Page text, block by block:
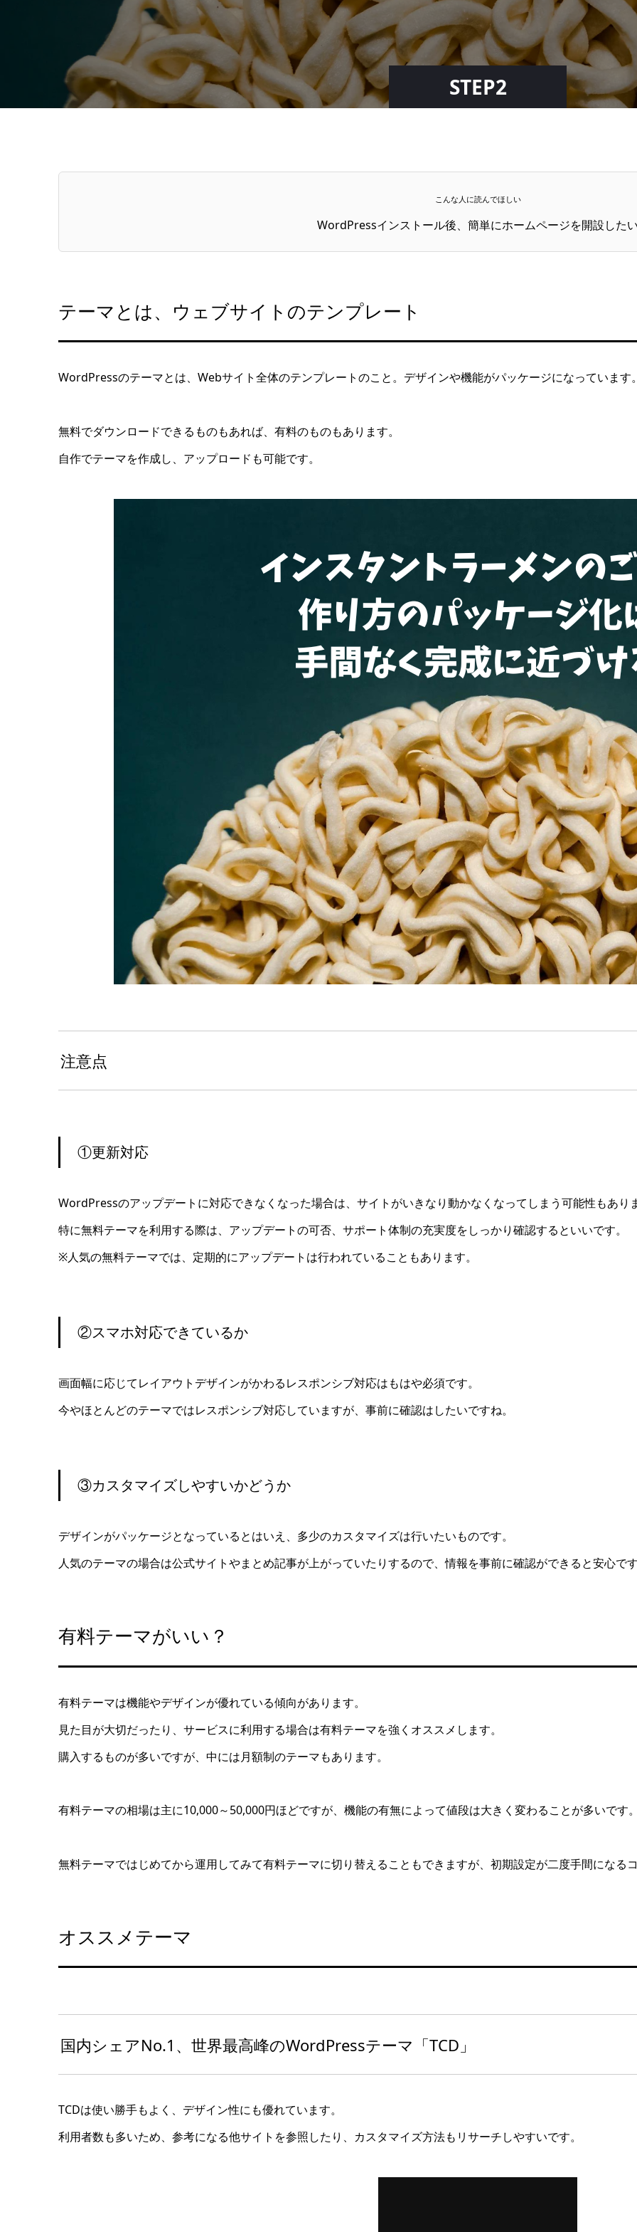
STEP2
こんな人に読んでほしい
WordPressインストール後、簡単にホームページを開設した
テーマとは、ウェブサイトのテンプレート
WordPressのテーマとは、Webサイト全体のテンプレートのこと。デザインや機能がパッケージになっています
無料でダウンロードできるものもあれば、有料のものもあります。
自作でテーマを作成し、アップロードも可能です。
注意点
①更新対応
WordPressのアップデートに対応できなくなった場合は、サイトがいきなり動かなくなってしまう可能性もあり
特に無料テーマを利用する際は、アップデートの可否、サポート体制の充実度をしっかり確認するといいです。
※人気の無料テーマでは、定期的にアップデートは行われていることもあります。
②スマホ対応できているか
画面幅に応じてレイアウトデザインがかわるレスポンシブ対応はもはや必須です。
今やほとんどのテーマではレスポンシブ対応していますが、事前に確認はしたいですね。
③カスタマイズしやすいかどうか
デザインがパッケージとなっているとはいえ、多少のカスタマイズは行いたいものです。
人気のテーマの場合は公式サイトやまとめ記事が上がっていたりするので、情報を事前に確認ができると安心で
有料テーマがいい？
有料テーマは機能やデザインが優れている傾向があります。
見た目が大切だったり、サービスに利用する場合は有料テーマを強くオススメします。
購入するものが多いですが、中には月額制のテーマもあります。
有料テーマの相場は主に10,000～50,000円ほどですが、機能の有無によって値段は大きく変わることが多いです
無料テーマではじめてから運用してみて有料テーマに切り替えることもできますが、初期設定が二度手間になる
オススメテーマ
国内シェアNo.1、世界最高峰のWordPressテーマ「TCD」
TCDは使い勝手もよく、デザイン性にも優れています。
利用者数も多いため、参考になる他サイトを参照したり、カスタマイズ方法もリサーチしやすいです。